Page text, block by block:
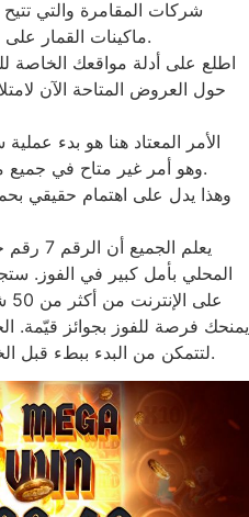
شركات المقامرة والتي
ماكينات القمار على الإنترنت بدلاً من إنفاق المال.
اطلع على أدلة مواقعك الخاصة
حول العروض المتاحة الآن
الأمر المعتاد هنا هو بدء
وهو أمر غير متاح في جميع مواقع المقامرة عبر الإنترنت.
وهذا يدل على اهتمام حقيقي
يعلم
لتتمكن من البدء ببطء قبل الخوض في تفاصيل الرهانات الكبيرة.